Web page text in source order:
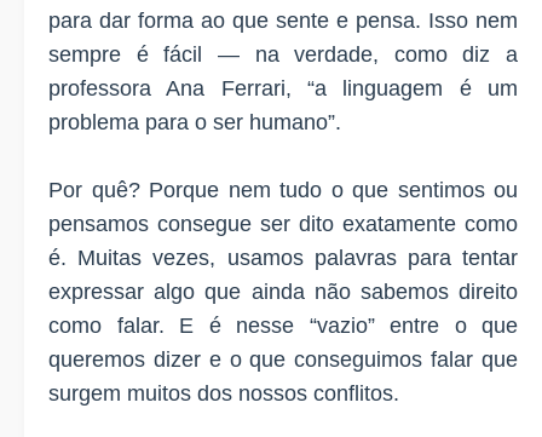
para dar forma ao que sente e pensa. Isso nem
sempre é fácil — na verdade, como diz a
professora Ana Ferrari, “a linguagem é um
problema para o ser humano”.
Por quê? Porque nem tudo o que sentimos ou
pensamos consegue ser dito exatamente como
é. Muitas vezes, usamos palavras para tentar
expressar algo que ainda não sabemos direito
como falar. E é nesse “vazio” entre o que
queremos dizer e o que conseguimos falar que
surgem muitos dos nossos conflitos.